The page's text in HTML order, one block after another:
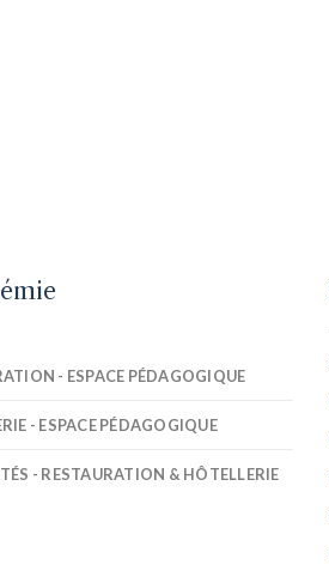
- ESPACE PÉDAGOGIQUE
- ESPACE PÉDAGOGIQUE
- RESTAURATION & HÔTELLERIE